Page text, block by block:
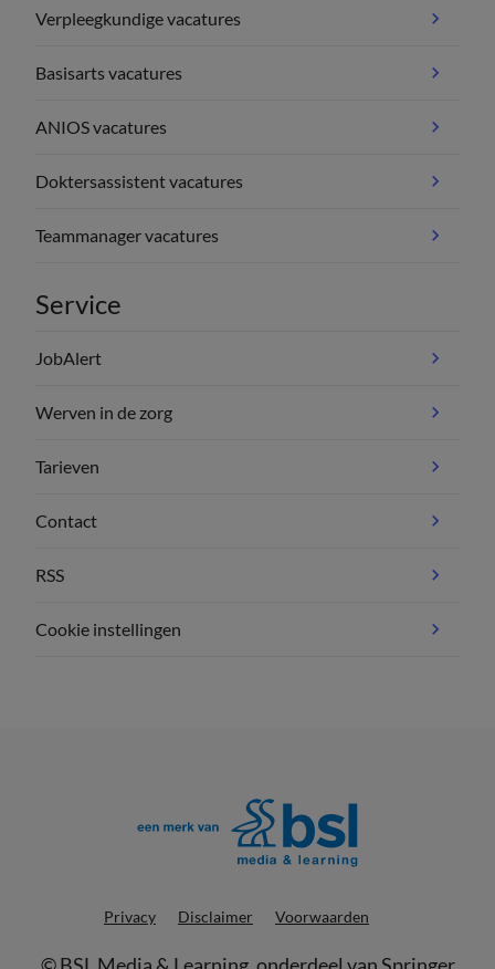
Verpleegkundige vacatures
Basisarts vacatures
ANIOS vacatures
Doktersassistent vacatures
Teammanager vacatures
Service
JobAlert
Werven in de zorg
Tarieven
Contact
RSS
Cookie instellingen
Privacy Disclaimer Voorwaarden